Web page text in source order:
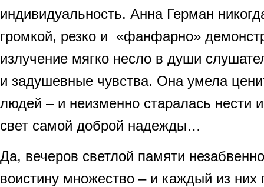
индивидуальность. Анна Герман
громкой, резко и «фанфарно»
излучение мягко несло в души
и задушевные чувства. Она умела
людей – и неизменно старалась нести
свет самой доброй надежды…
Да, вечеров светлой памяти
воистину множество – и каждый из них